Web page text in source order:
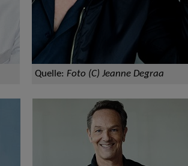
Quelle: Foto (C) Jeanne Degraa